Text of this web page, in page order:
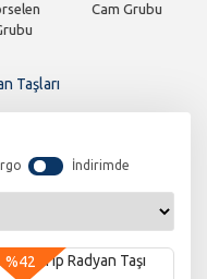
Fırınlar
Endüstriyel
Taşları
İndirimde
%42